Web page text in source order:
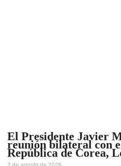
El Presidente Javier
reunión bilateral con
República de Corea,